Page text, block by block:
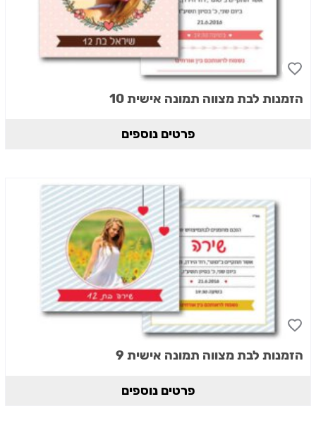
הזמנות לבת מצווה תמונה אישית 10
פרטים נוספים
הזמנות לבת מצווה תמונה אישית 9
פרטים נוספים